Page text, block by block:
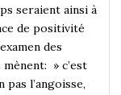
seraient ainsi à
de positivité
des
» c’est
l’angoisse,